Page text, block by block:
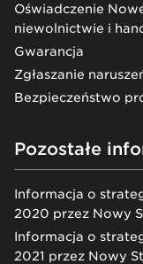
Oświadczenie
niewolnictwie i
Gwarancja
Zgłaszanie
Bezpieczeństwo
Pozostałe
Informacja o
2020 przez Nowy
Informacja o
2021 przez Nowy